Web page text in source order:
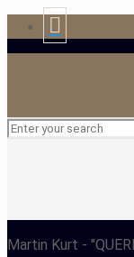
Martin Kurt -